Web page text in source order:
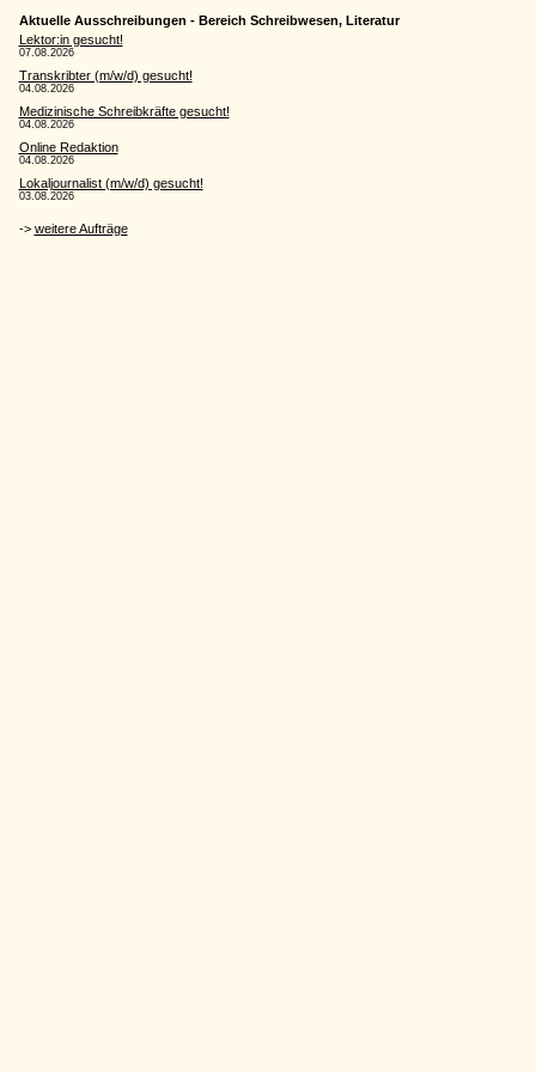
Aktuelle Ausschreibungen - Bereich Schreibwesen, Literatur
Lektor:in gesucht!
07.08.2026
Transkribter (m/w/d) gesucht!
04.08.2026
Medizinische Schreibkräfte gesucht!
04.08.2026
Online Redaktion
04.08.2026
Lokaljournalist (m/w/d) gesucht!
03.08.2026
-> weitere Aufträge